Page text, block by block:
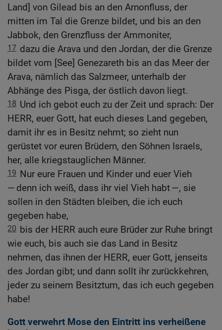
Land] von Gilead bis an den Arnonfluss, der
mitten im Tal die Grenze bildet, und bis an den
Jabbok, den Grenzfluss der Ammoniter,
17 dazu die Arava und den Jordan, der die Grenze
bildet vom [See] Genezareth bis an das Meer der
Arava, nämlich das Salzmeer, unterhalb der
Abhänge des Pisga, der östlich davon liegt.
18 Und ich gebot euch zu der Zeit und sprach: Der
HERR, euer Gott, hat euch dieses Land gegeben,
damit ihr es in Besitz nehmt; so zieht nun
gerüstet vor euren Brüdern, den Söhnen Israels,
her, alle kriegstauglichen Männer.
19 Nur eure Frauen und Kinder und euer Vieh
— denn ich weiß, dass ihr viel Vieh habt —, sie
sollen in den Städten bleiben, die ich euch
gegeben habe,
20 bis der HERR auch eure Brüder zur Ruhe bringt
wie euch, bis auch sie das Land in Besitz
nehmen, das ihnen der HERR, euer Gott, jenseits
des Jordan gibt; und dann sollt ihr zurückkehren,
jeder zu seinem Besitztum, das ich euch gegeben
habe!
Gott verwehrt Mose den Eintritt ins verheißene